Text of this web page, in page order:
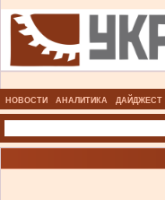
НОВОСТИ АНАЛИТИКА ДАЙДЖЕСТ